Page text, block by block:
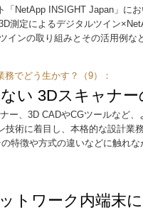
「NetApp INSIGHT Japan」に
測定によるデジタルツイン
インの取り組みとその活用例な
でどう生かす？（9）：
い 3Dスキャナー
ー、3D CADやCGツールなど
技術に着目し、本格的な設計業
特徴や方式の違いなどに触れ
トワーク内端末